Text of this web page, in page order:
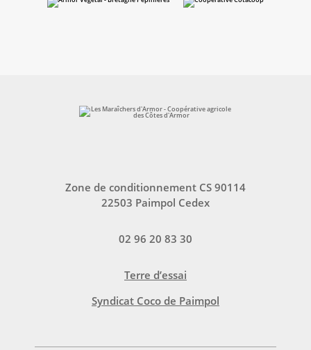
Zone de conditionnement CS 90114
22503 Paimpol Cedex
02 96 20 83 30
Terre d’essai
Syndicat Coco de Paimpol